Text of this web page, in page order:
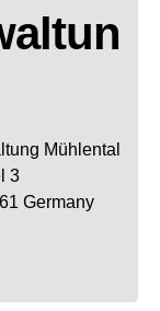
Mühlental
3
Germany